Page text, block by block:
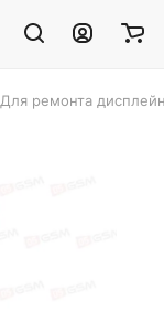
Для ремонта